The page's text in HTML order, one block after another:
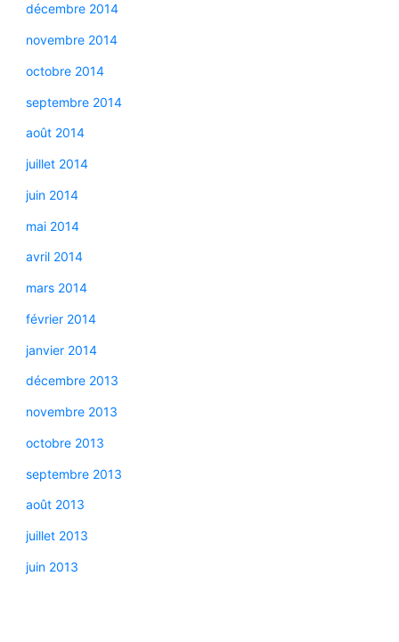
décembre 2014
novembre 2014
octobre 2014
septembre 2014
août 2014
juillet 2014
juin 2014
mai 2014
avril 2014
mars 2014
février 2014
janvier 2014
décembre 2013
novembre 2013
octobre 2013
septembre 2013
août 2013
juillet 2013
juin 2013